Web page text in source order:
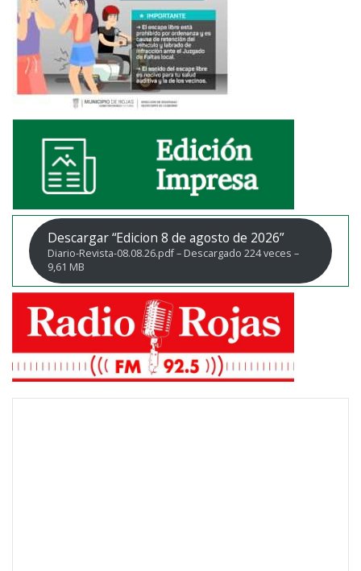
Descargar “Edicion 8 de agosto de 2026”
Diario-Revista-08.08.26.pdf – Descargado 224 veces –
9,61 MB